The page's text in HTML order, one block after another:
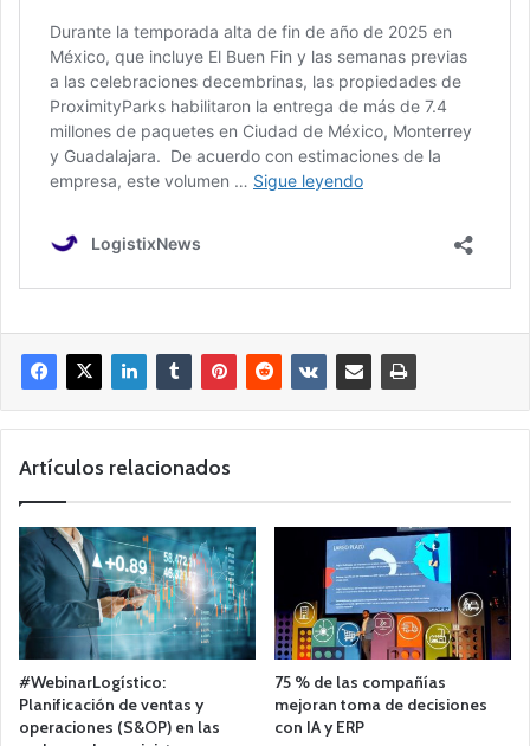
Artículos relacionados
#WebinarLogístico:
Planificación de ventas y
operaciones (S&OP) en las
75 % de las compañías
mejoran toma de decisiones
con IA y ERP